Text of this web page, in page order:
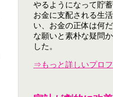
やるようになって貯
お金に支配される生
い、お金の正体は何
な願いと素朴な疑問
した。
⇒もっと詳しいプロ